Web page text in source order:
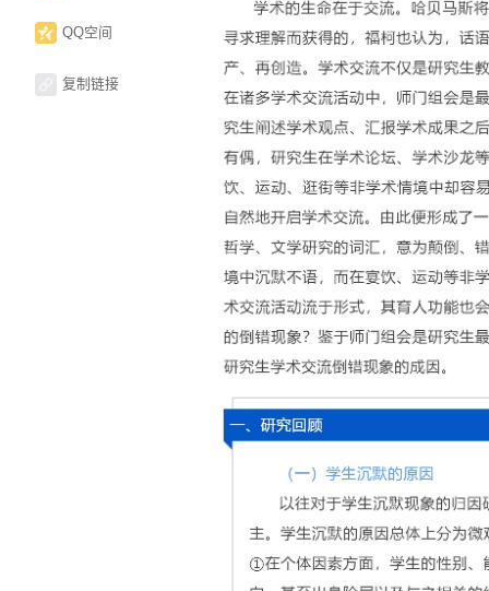
QQ空间
复制链接